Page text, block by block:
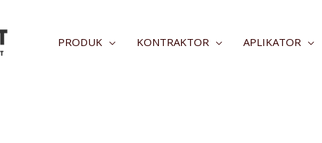
PRODUK KONTRAKTOR APLIKATOR